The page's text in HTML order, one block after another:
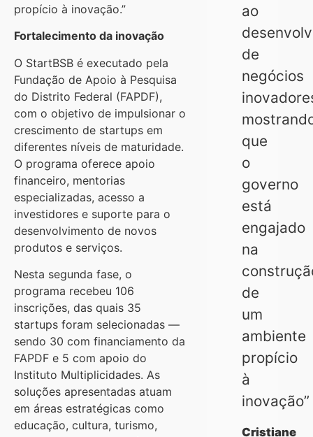
ao
de
negócios
que
o
governo
está
engajado
na
de
um
ambiente
propício
à
inovação”
Cristiane
propício à inovação.”
Fortalecimento da inovação
O StartBSB é executado pela
Fundação de Apoio à Pesquisa
do Distrito Federal (FAPDF),
com o objetivo de impulsionar o
crescimento de startups em
diferentes níveis de maturidade.
O programa oferece apoio
financeiro, mentorias
especializadas, acesso a
investidores e suporte para o
desenvolvimento de novos
produtos e serviços.
Nesta segunda fase, o
programa recebeu 106
inscrições, das quais 35
startups foram selecionadas —
sendo 30 com financiamento da
FAPDF e 5 com apoio do
Instituto Multiplicidades. As
soluções apresentadas atuam
em áreas estratégicas como
educação, cultura, turismo,